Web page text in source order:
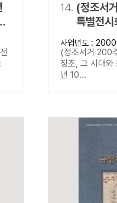
14. (정조서
특별전
문화
사업년도 : 2000
(정조서거 200
정조, 그 시대
년 10...